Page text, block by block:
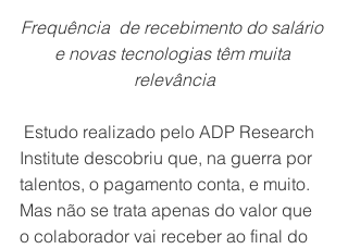
Frequência  de recebimento do salário
e novas tecnologias têm muita
relevância
Estudo realizado pelo ADP Research
Institute descobriu que, na guerra por
talentos, o pagamento conta, e muito.
Mas não se trata apenas do valor que
o colaborador vai receber ao final do